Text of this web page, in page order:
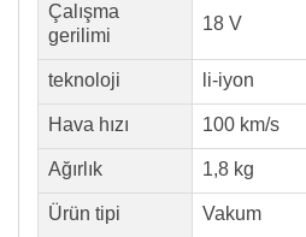
Çalışma
gerilimi
18 V
teknoloji li-iyon
Hava hızı 100 km/s
Ağırlık 1,8 kg
Ürün tipi Vakum